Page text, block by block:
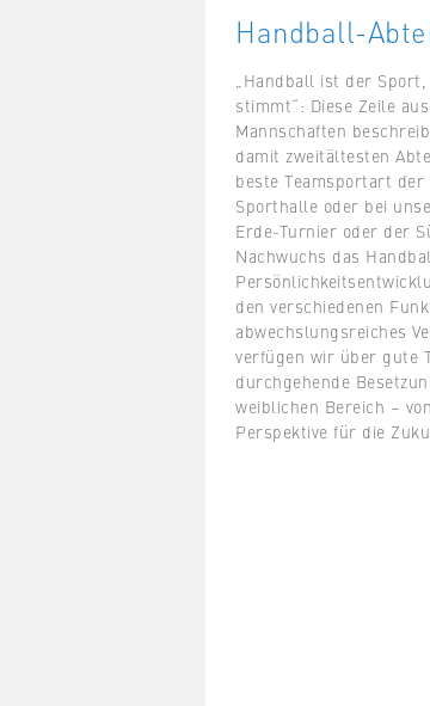
Handball-
„Handball ist der
stimmt“: Diese Zeile
Mannschaften
damit zweitältesten
beste Teamsportart
Sporthalle oder bei
Erde-Turnier oder der
Nachwuchs das
den verschiedenen
abwechslungsreiches
verfügen wir über gute
durchgehende
weiblichen Bereich –
Perspektive für die